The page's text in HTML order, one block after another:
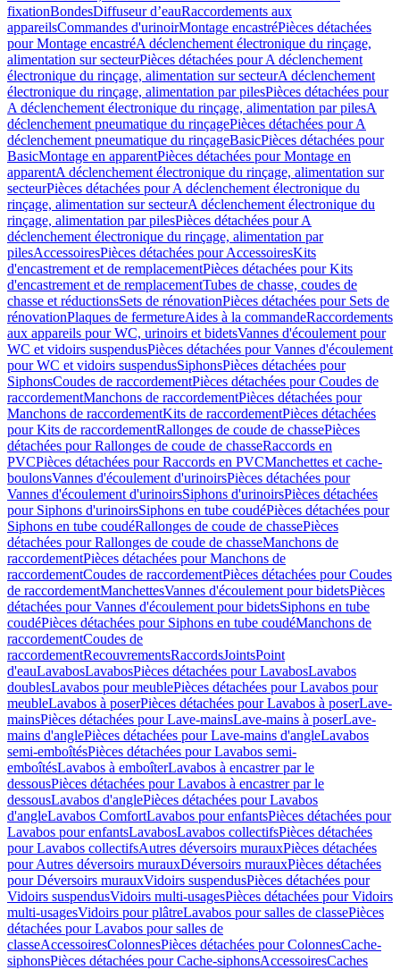
fixationBondesDiffuseur d’eauRaccordements aux
appareilsCommandes d'urinoirMontage encastréPièces détachées
pour Montage encastréA déclenchement électronique du rinçage,
alimentation sur secteurPièces détachées pour A déclenchement
électronique du rinçage, alimentation sur secteurA déclenchement
électronique du rinçage, alimentation par pilesPièces détachées pour
A déclenchement électronique du rinçage, alimentation par pilesA
déclenchement pneumatique du rinçagePièces détachées pour A
déclenchement pneumatique du rinçageBasicPièces détachées pour
BasicMontage en apparentPièces détachées pour Montage en
apparentA déclenchement électronique du rinçage, alimentation sur
secteurPièces détachées pour A déclenchement électronique du
rinçage, alimentation sur secteurA déclenchement électronique du
rinçage, alimentation par pilesPièces détachées pour A
déclenchement électronique du rinçage, alimentation par
pilesAccessoiresPièces détachées pour AccessoiresKits
d'encastrement et de remplacementPièces détachées pour Kits
d'encastrement et de remplacementTubes de chasse, coudes de
chasse et réductionsSets de rénovationPièces détachées pour Sets de
rénovationPlaques de fermetureAides à la commandeRaccordements
aux appareils pour WC, urinoirs et bidetsVannes d'écoulement pour
WC et vidoirs suspendusPièces détachées pour Vannes d'écoulement
pour WC et vidoirs suspendusSiphonsPièces détachées pour
SiphonsCoudes de raccordementPièces détachées pour Coudes de
raccordementManchons de raccordementPièces détachées pour
Manchons de raccordementKits de raccordementPièces détachées
pour Kits de raccordementRallonges de coude de chassePièces
détachées pour Rallonges de coude de chasseRaccords en
PVCPièces détachées pour Raccords en PVCManchettes et cache-
boulonsVannes d'écoulement d'urinoirsPièces détachées pour
Vannes d'écoulement d'urinoirsSiphons d'urinoirsPièces détachées
pour Siphons d'urinoirsSiphons en tube coudéPièces détachées pour
Siphons en tube coudéRallonges de coude de chassePièces
détachées pour Rallonges de coude de chasseManchons de
raccordementPièces détachées pour Manchons de
raccordementCoudes de raccordementPièces détachées pour Coudes
de raccordementManchettesVannes d'écoulement pour bidetsPièces
détachées pour Vannes d'écoulement pour bidetsSiphons en tube
coudéPièces détachées pour Siphons en tube coudéManchons de
raccordementCoudes de
raccordementRecouvrementsRaccordsJointsPoint
d'eauLavabosLavabosPièces détachées pour LavabosLavabos
doublesLavabos pour meublePièces détachées pour Lavabos pour
meubleLavabos à poserPièces détachées pour Lavabos à poserLave-
mainsPièces détachées pour Lave-mainsLave-mains à poserLave-
mains d'anglePièces détachées pour Lave-mains d'angleLavabos
semi-emboîtésPièces détachées pour Lavabos semi-
emboîtésLavabos à emboîterLavabos à encastrer par le
dessousPièces détachées pour Lavabos à encastrer par le
dessousLavabos d'anglePièces détachées pour Lavabos
d'angleLavabos ComfortLavabos pour enfantsPièces détachées pour
Lavabos pour enfantsLavabosLavabos collectifsPièces détachées
pour Lavabos collectifsAutres déversoirs murauxPièces détachées
pour Autres déversoirs murauxDéversoirs murauxPièces détachées
pour Déversoirs murauxVidoirs suspendusPièces détachées pour
Vidoirs suspendusVidoirs multi-usagesPièces détachées pour Vidoirs
multi-usagesVidoirs pour plâtreLavabos pour salles de classePièces
détachées pour Lavabos pour salles de
classeAccessoiresColonnesPièces détachées pour ColonnesCache-
siphonsPièces détachées pour Cache-siphonsAccessoiresCaches